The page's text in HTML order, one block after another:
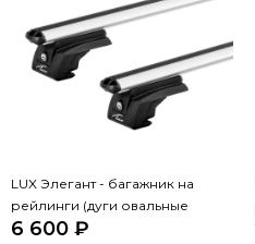
LUX Элегант - багажник на
рейлинги (дуги овальные
серые, 1,2м)
6 600 ₽